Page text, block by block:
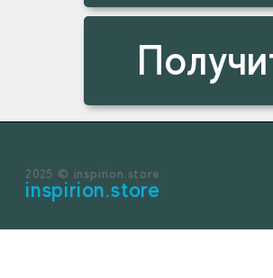
2025 © inspirion.store
inspirion.store